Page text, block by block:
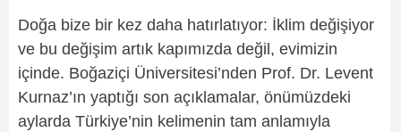
Doğa bize bir kez daha hatırlatıyor: İklim değişiyor
ve bu değişim artık kapımızda değil, evimizin
içinde. Boğaziçi Üniversitesi’nden Prof. Dr. Levent
Kurnaz’ın yaptığı son açıklamalar, önümüzdeki
aylarda Türkiye’nin kelimenin tam anlamıyla